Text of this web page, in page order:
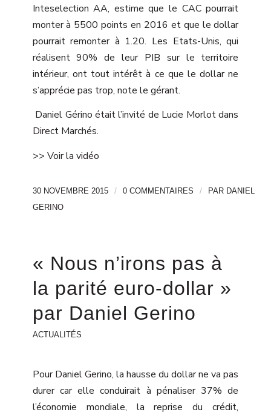
Inteselection AA, estime que le CAC pourrait
monter à 5500 points en 2016 et que le dollar
pourrait remonter à 1.20. Les Etats-Unis, qui
réalisent 90% de leur PIB sur le territoire
intérieur, ont tout intérêt à ce que le dollar ne
s’apprécie pas trop, note le gérant.
Daniel Gérino était l’invité de Lucie Morlot dans
Direct Marchés.
>> Voir la vidéo
30 NOVEMBRE 2015 / 0 COMMENTAIRES / PAR DANIEL
GERINO
« Nous n’irons pas à
la parité euro-dollar »
par Daniel Gerino
ACTUALITÉS
Pour Daniel Gerino, la hausse du dollar ne va pas
durer car elle conduirait à pénaliser 37% de
l’économie mondiale, la reprise du crédit,